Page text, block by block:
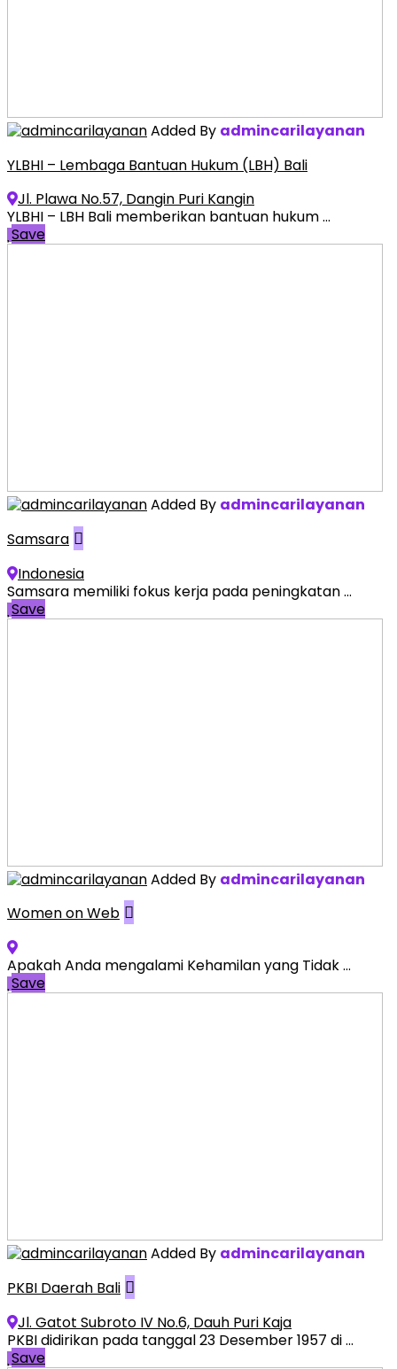
Added By admincarilayanan
YLBHI – Lembaga Bantuan Hukum (LBH) Bali
Jl. Plawa No.57, Dangin Puri Kangin
YLBHI – LBH Bali memberikan bantuan hukum ...
Save
Added By admincarilayanan
Samsara
Indonesia
Samsara memiliki fokus kerja pada peningkatan ...
Save
Added By admincarilayanan
Women on Web
Apakah Anda mengalami Kehamilan yang Tidak ...
Save
Added By admincarilayanan
PKBI Daerah Bali
Jl. Gatot Subroto IV No.6, Dauh Puri Kaja
PKBI didirikan pada tanggal 23 Desember 1957 di ...
Save